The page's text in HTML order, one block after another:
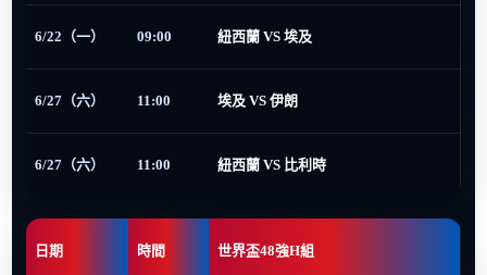
6/22（一） 09:00 紐西蘭 VS 埃及
6/27（六） 11:00 埃及 VS 伊朗
6/27（六） 11:00 紐西蘭 VS 比利時
日期 時間 世界盃48強H組